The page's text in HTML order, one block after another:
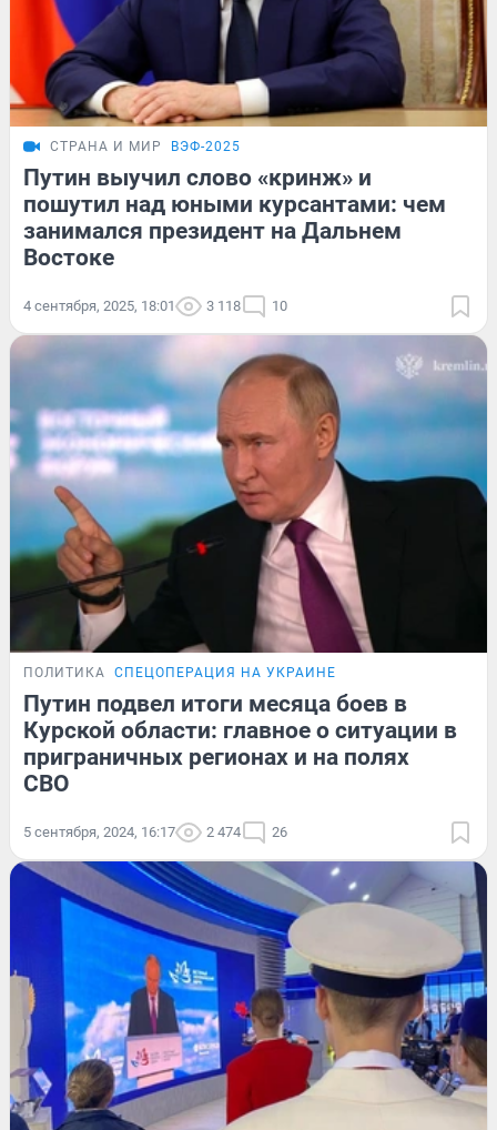
СТРАНА И МИР ВЭФ-2025
Путин выучил слово «кринж» и
пошутил над юными курсантами: чем
занимался президент на Дальнем
Востоке
4 сентября, 2025, 18:01 3 118 10
ПОЛИТИКА СПЕЦОПЕРАЦИЯ НА УКРАИНЕ
Путин подвел итоги месяца боев в
Курской области: главное о ситуации в
приграничных регионах и на полях
СВО
5 сентября, 2024, 16:17 2 474 26